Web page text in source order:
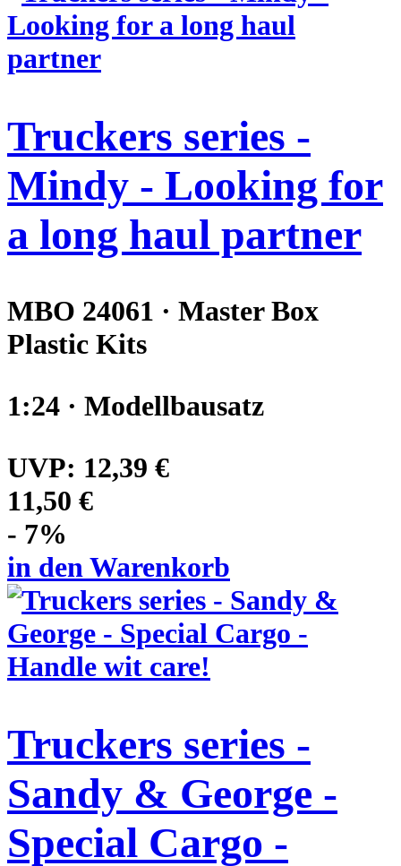
Truckers series -
Mindy - Looking for
a long haul partner
MBO 24061 · Master Box
Plastic Kits
1:24 · Modellbausatz
UVP: 12,39 €
11,50 €
- 7%
in den Warenkorb
Truckers series -
Sandy & George -
Special Cargo -